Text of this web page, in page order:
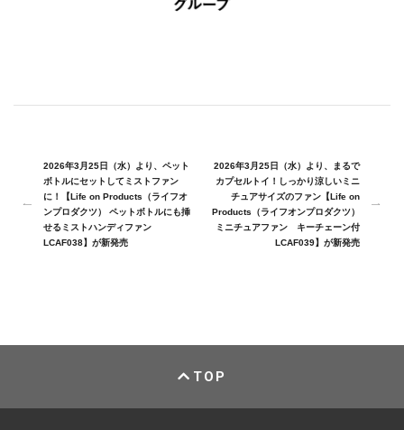
2026年3月25日（水）より、ペット
ボトルにセットしてミストファン
に！【Life on Products（ライフオ
ンプロダクツ） ペットボトルにも挿
せるミストハンディファン
LCAF038】が新発売
2026年3月25日（水）より、まるで
カプセルトイ！しっかり涼しいミニ
チュアサイズのファン【Life on
Products（ライフオンプロダクツ）
ミニチュアファン キーチェーン付
LCAF039】が新発売
TOP